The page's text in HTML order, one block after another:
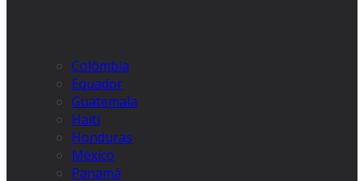
Colômbia
Equador
Guatemala
Haiti
Honduras
México
Panamá